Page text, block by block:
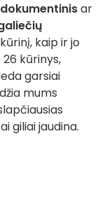
dokumentinisar
kaip ir jo
26 kūrinys,
garsiai
mums
giliai jaudina.